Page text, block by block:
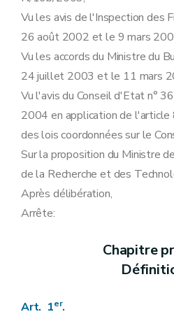
Vu les avis de l'Inspection des
26 août 2002 et le 9 mars
Vu les accords du Ministre du
24 juillet 2003 et le 11 mars
Vu l'avis du Conseil d'Etat n°
2004 en application de l'article
des lois coordonnées sur le
Sur la proposition du Ministre
de la Recherche et des
Après délibération,
Arrête:
Chapitre
Art. 1er.